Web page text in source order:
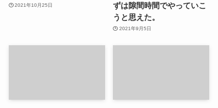
2021年10月25日
ずは隙間時間でやっていこ
うと思えた。
2021年9月5日